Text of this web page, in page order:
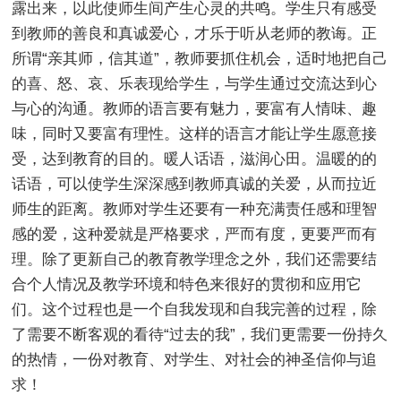
露出来，以此使师生间产生心灵的共鸣。学生只有感受
到教师的善良和真诚爱心，才乐于听从老师的教诲。正
所谓“亲其师，信其道”，教师要抓住机会，适时地把自己
的喜、怒、哀、乐表现给学生，与学生通过交流达到心
与心的沟通。教师的语言要有魅力，要富有人情味、趣
味，同时又要富有理性。这样的语言才能让学生愿意接
受，达到教育的目的。暖人话语，滋润心田。温暖的的
话语，可以使学生深深感到教师真诚的关爱，从而拉近
师生的距离。教师对学生还要有一种充满责任感和理智
感的爱，这种爱就是严格要求，严而有度，更要严而有
理。除了更新自己的教育教学理念之外，我们还需要结
合个人情况及教学环境和特色来很好的贯彻和应用它
们。这个过程也是一个自我发现和自我完善的过程，除
了需要不断客观的看待“过去的我”，我们更需要一份持久
的热情，一份对教育、对学生、对社会的神圣信仰与追
求！